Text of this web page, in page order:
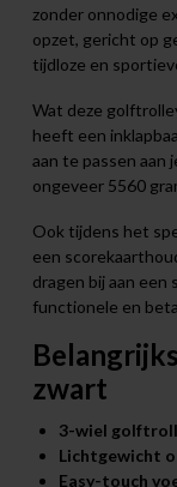
zonder onnodige
opzet, gericht op
tijdloze en
Wat deze
heeft een
aan te passen aan
ongeveer 5560
Ook tijdens het
een
dragen bij aan een
functionele en
zwart
3-wiel
Lichtgewicht
Easy-touch